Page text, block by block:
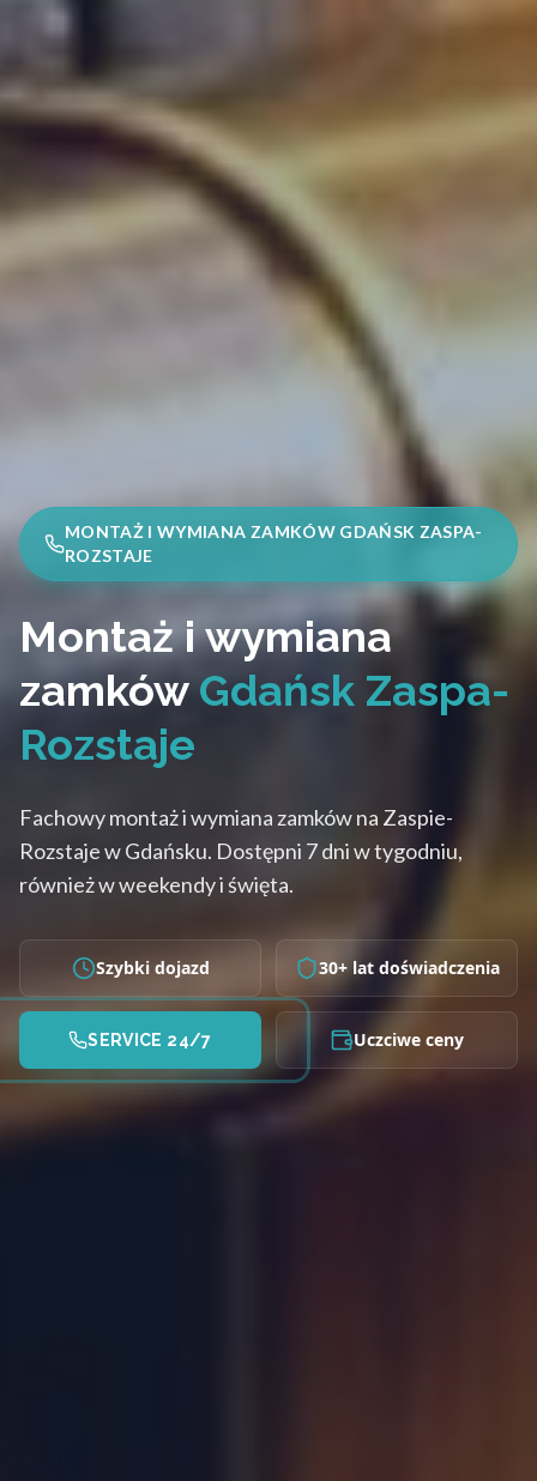
MONTAŻ I WYMIANA ZAMKÓW GDAŃSK ZASPA-
ROZSTAJE
Montaż i wymiana
zamkówGdańsk Zaspa-
Rozstaje
Fachowy montaż i wymiana zamków na Zaspie-
Rozstaje w Gdańsku. Dostępni 7 dni w tygodniu,
również w weekendy i święta.
Szybki dojazd 30+ lat doświadczenia
SERVICE 24/7 Uczciwe ceny